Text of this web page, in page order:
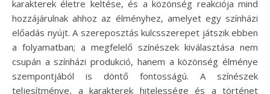
karakterek életre keltése, és a közönség reakciója mind
hozzájárulnak ahhoz az élményhez, amelyet egy színházi
előadás nyújt. A szereposztás kulcsszerepet játszik ebben
a folyamatban; a megfelelő színészek kiválasztása nem
csupán a színházi produkció, hanem a közönség élménye
szempontjából is döntő fontosságú. A színészek
teljesítménye, a karakterek hitelessége és a történet